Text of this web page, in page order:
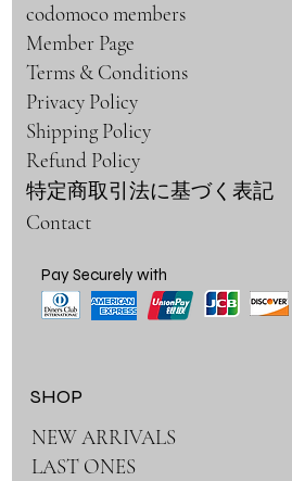
codomoco members
Member Page
Terms & Conditions
Privacy Policy
Shipping Policy
Refund Policy
特定商取引法に基づく表記
Contact
SHOP
NEW ARRIVALS
LAST ONES
Pay Securely with